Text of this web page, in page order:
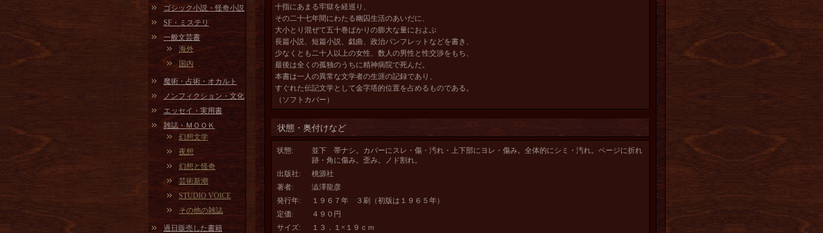
ゴシック小説・怪奇小説
SF・ミステリ
一般文芸書
海外
国内
魔術・占術・オカルト
ノンフィクション・文化
エッセイ・実用書
雑誌・ＭＯＯＫ
幻想文学
夜想
幻想と怪奇
芸術新潮
STUDIO VOICE
その他の雑誌
過日販売した書籍
十指にあまる牢獄を経巡り、
その二十七年間にわたる幽囚生活のあいだに、
大小とり混ぜて五十巻ばかりの膨大な量におよぶ
長篇小説、短篇小説、戯曲、政治パンフレットなどを書き、
少なくとも二十人以上の女性、数人の男性と性交渉をもち、
最後は全くの孤独のうちに精神病院で死んだ。
本書は一人の異常な文学者の生涯の記録であり、
すぐれた伝記文学として金字塔的位置を占めるものである。
（ソフトカバー）
状態・奥付けなど
状態:
並下 帯ナシ。カバーにスレ・傷・汚れ・上下部にヨレ・傷み。全体的にシミ・汚れ。ページに折れ
跡・角に傷み。歪み。ノド割れ。
出版社:
桃源社
著者:
澁澤龍彦
発行年:
１９６７年 ３刷（初版は１９６５年）
定価:
４９０円
サイズ:
１３．１×１９ｃｍ